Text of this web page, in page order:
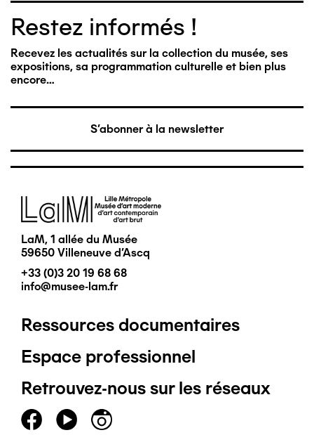
Restez informés !
Recevez les actualités sur la collection du musée, ses
expositions, sa programmation culturelle et bien plus
encore…
S'abonner à la newsletter
Image
LaM, 1 allée du Musée
59650 Villeneuve d'Ascq
+33 (0)3 20 19 68 68
info@musee-lam.fr
Pied
de
page
Ressources documentaires
Espace professionnel
Retrouvez-nous sur les réseaux